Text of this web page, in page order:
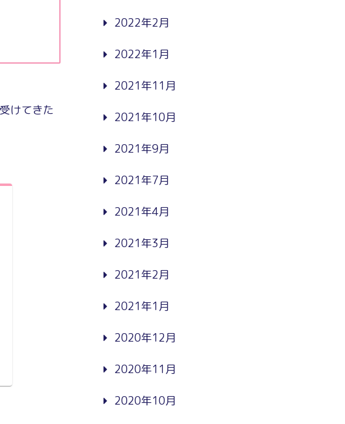
けてきた
2022年2月
2022年1月
2021年11月
2021年10月
2021年9月
2021年7月
2021年4月
2021年3月
2021年2月
2021年1月
2020年12月
2020年11月
2020年10月